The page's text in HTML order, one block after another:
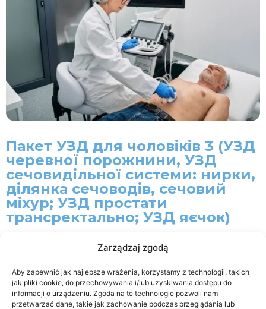
Zarządzaj zgodą
Aby zapewnić jak najlepsze wrażenia, korzystamy z technologii, takich
jak pliki cookie, do przechowywania i/lub uzyskiwania dostępu do
informacji o urządzeniu. Zgoda na te technologie pozwoli nam
przetwarzać dane, takie jak zachowanie podczas przeglądania lub
Пакет УЗД для чоловіків 3 (УЗД
черевної порожнини, УЗД
сечовидільної системи: нирки,
ділянка сечоводів, сечовий
міхур; УЗД простати
трансректально; УЗД яєчок)
- +
Додати в кошик